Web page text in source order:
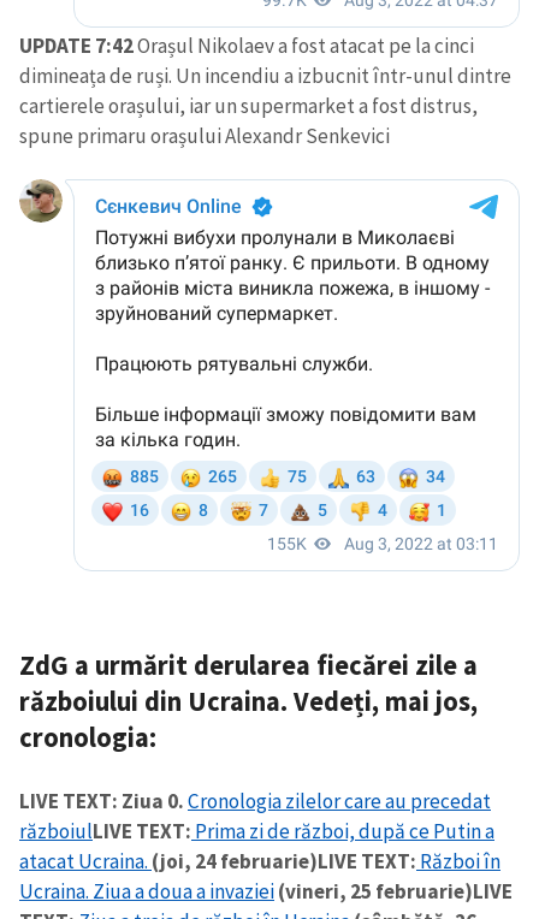
UPDATE 7:42Orașul Nikolaev a fost atacat pe la cinci
dimineața de ruși. Un incendiu a izbucnit într-unul dintre
cartierele orașului, iar un supermarket a fost distrus,
spune primaru orașului Alexandr Senkevici
ZdG a urmărit derularea fiecărei zile a
războiului din Ucraina. Vedeți, mai jos,
cronologia:
LIVE TEXT: Ziua 0.Cronologia zilelor care au precedat
războiulLIVE TEXT: Prima zi de război, după ce Putin a
atacat Ucraina. (joi, 24 februarie)LIVE TEXT: Război în
Ucraina. Ziua a doua a invaziei(vineri, 25 februarie)LIVE